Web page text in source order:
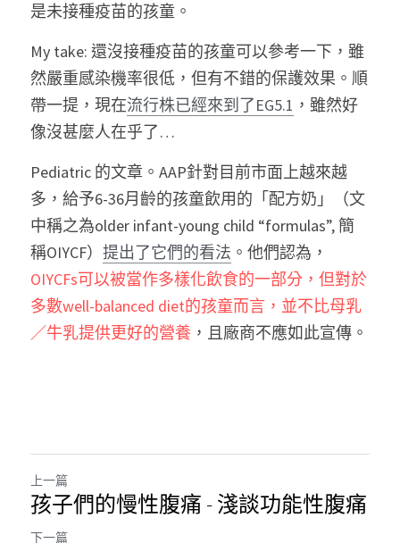
是未接種疫苗的孩童。
My take: 還沒接種疫苗的孩童可以參考一下，雖
然嚴重感染機率很低，但有不錯的保護效果。順
帶一提，現在流行株已經來到了EG5.1 ，雖然好
像沒甚麼人在乎了…
Pediatric 的文章。AAP針對目前市面上越來越
多，給予6-36月齡的孩童飲用的「配方奶」（文
中稱之為older infant-young child “formulas”, 簡
稱OIYCF） 提出了它們的看法 。他們認為，
OIYCFs可以被當作多樣化飲食的一部分，但對於
多數well-balanced diet的孩童而言，並不比母乳
／牛乳提供更好的營養 ，且廠商不應如此宣傳。
上一篇
孩子們的慢性腹痛 - 淺談功能性腹痛
下一篇